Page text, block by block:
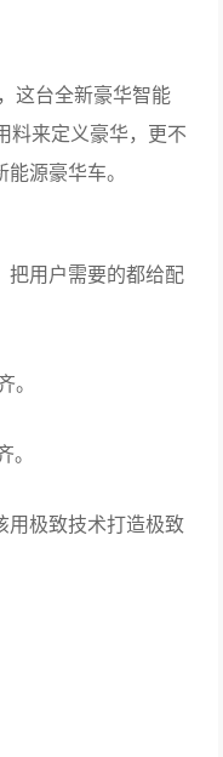
这台全新豪华智能
料来定义豪华，更不
源豪华车。
把用户需要的都给配
用极致技术打造极致